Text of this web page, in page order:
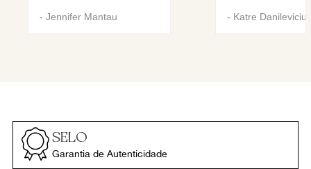
- Jennifer Mantau - Katre Danilevicius
SELO
Garantia de Autenticidade